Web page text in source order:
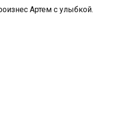
Артем с улыбкой.